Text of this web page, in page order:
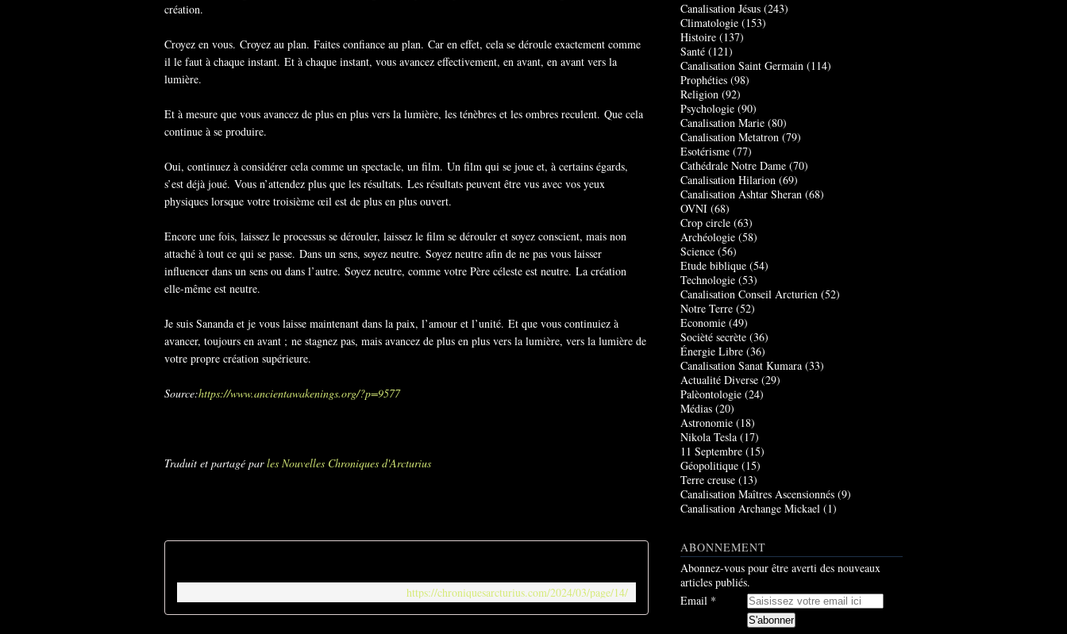
création.
Croyez en vous. Croyez au plan. Faites confiance au plan. Car en effet, cela se déroule exactement comme
il le faut à chaque instant. Et à chaque instant, vous avancez effectivement, en avant, en avant vers la
lumière.
Et à mesure que vous avancez de plus en plus vers la lumière, les ténèbres et les ombres reculent. Que cela
continue à se produire.
Oui, continuez à considérer cela comme un spectacle, un film. Un film qui se joue et, à certains égards,
s’est déjà joué. Vous n’attendez plus que les résultats. Les résultats peuvent être vus avec vos yeux
physiques lorsque votre troisième œil est de plus en plus ouvert.
Encore une fois, laissez le processus se dérouler, laissez le film se dérouler et soyez conscient, mais non
attaché à tout ce qui se passe. Dans un sens, soyez neutre. Soyez neutre afin de ne pas vous laisser
influencer dans un sens ou dans l’autre. Soyez neutre, comme votre Père céleste est neutre. La création
elle-même est neutre.
Je suis Sananda et je vous laisse maintenant dans la paix, l’amour et l’unité. Et que vous continuiez à
avancer, toujours en avant ; ne stagnez pas, mais avancez de plus en plus vers la lumière, vers la lumière de
votre propre création supérieure.
Source:https://www.ancientawakenings.org/?p=9577
Traduit et partagé parles Nouvelles Chroniques d'Arcturius
https://chroniquesarcturius.com/2024/03/page/14/
Canalisation Jésus (243)
Climatologie (153)
Histoire (137)
Santé (121)
Canalisation Saint Germain (114)
Prophéties (98)
Religion (92)
Psychologie (90)
Canalisation Marie (80)
Canalisation Metatron (79)
Esotérisme (77)
Cathédrale Notre Dame (70)
Canalisation Hilarion (69)
Canalisation Ashtar Sheran (68)
OVNI (68)
Crop circle (63)
Archéologie (58)
Science (56)
Etude biblique (54)
Technologie (53)
Canalisation Conseil Arcturien (52)
Notre Terre (52)
Economie (49)
Socièté secrète (36)
Énergie Libre (36)
Canalisation Sanat Kumara (33)
Actualité Diverse (29)
Palèontologie (24)
Médias (20)
Astronomie (18)
Nikola Tesla (17)
11 Septembre (15)
Géopolitique (15)
Terre creuse (13)
Canalisation Maîtres Ascensionnés (9)
Canalisation Archange Mickael (1)
ABONNEMENT
Abonnez-vous pour être averti des nouveaux
articles publiés.
Email